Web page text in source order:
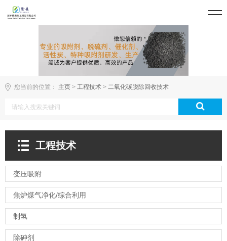
您当前的位置： 主页 > 工程技术 > 二氧化碳脱除回收技术
工程技术
变压吸附
焦炉煤气净化/综合利用
制氢
除砷剂